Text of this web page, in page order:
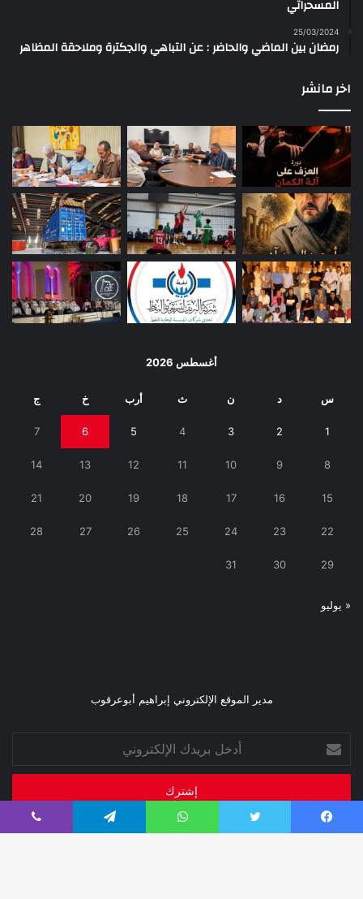
المسحراتي
25/03/2024
رمضان بين الماضي والحاضر : عن التباهي والجكترة وملاحقة المظاهر
اخر مانشر
أغسطس 2026
س د ن ث أرب خ ج
1
2
3
4
5
6
7
8
9
10
11
12
13
14
15
16
17
18
19
20
21
22
23
24
25
26
27
28
29
30
31
« يوليو
مدير الموقع الإلكتروني إبراهيم أبوعرقوب
بريدك
الإلكتروني
فيسبوك تويتر واتساب تيلقرام ڤايبر